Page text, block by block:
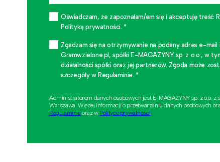
Oświadczam, że zapoznałam/em się i akceptuję treść
Polityką prywatności. *
Zgadzam się na otrzymywanie na podany adres e-
Gramwzielone.pl, spółki E-MAGAZYNY sp. z o.o., w
działalności spółki oraz jej partnerów. Zgoda może
szczegóły w Regulaminie. *
Administratorem danych osobowych jest E-MAGAZYNY sp. z o.o.
Warszawa. Więcej informacji o przetwarzaniu danych osobowych
Regulaminieoraz w Polityce prywatności